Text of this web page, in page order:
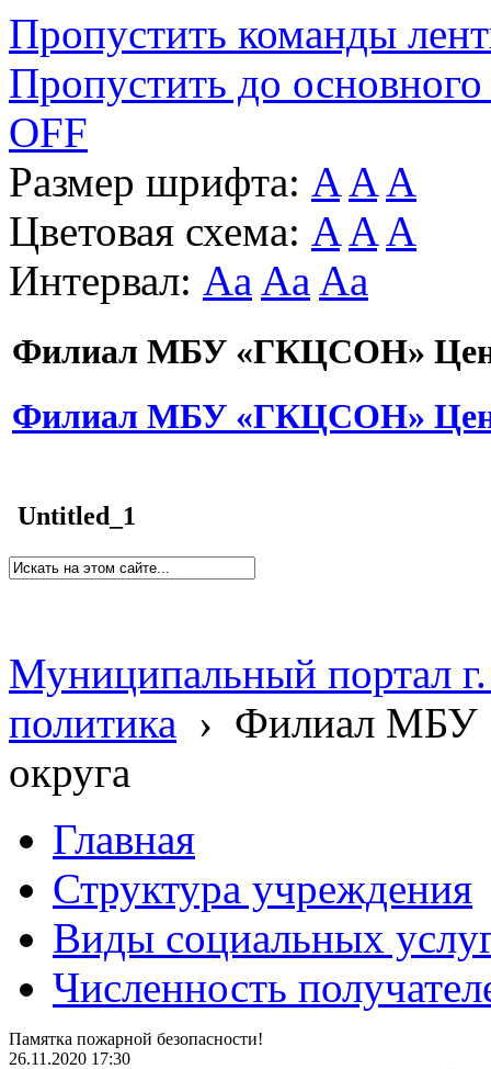
Пропустить команды
Пропустить до основного
OFF
Размер шрифта: A A A
Цветовая схема: A A A
Интервал: Aa Aa Aa
Филиал МБУ «ГКЦСОН»
Филиал МБУ «ГКЦСОН»
Untitled_1
Муниципальный портал
политика › Филиал МБУ
округа
Главная
Структура учреждения
Виды социальных
Численность
Памятка пожарной безопасности!
26.11.2020 17:30